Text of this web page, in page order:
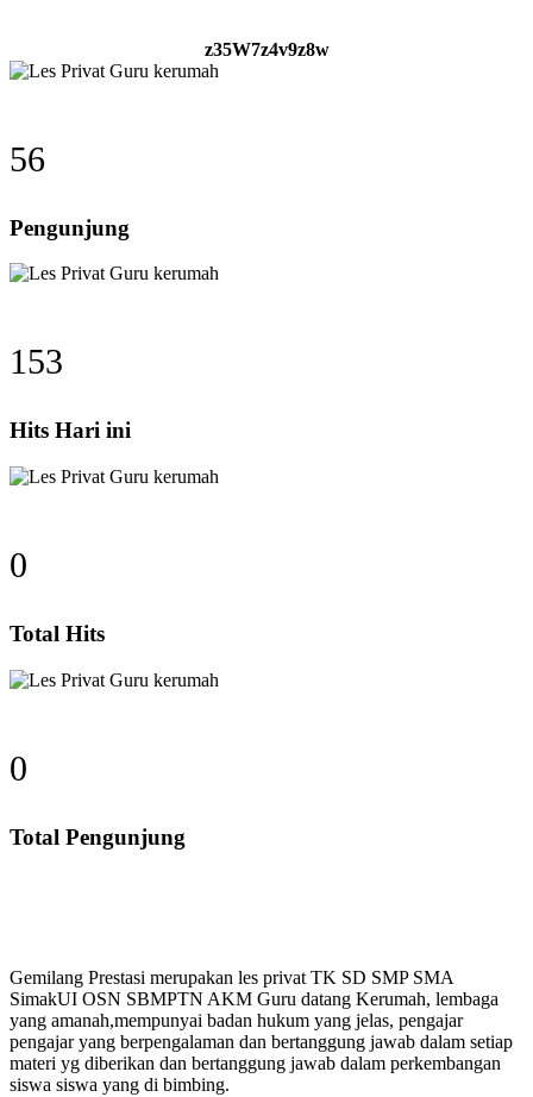
z35W7z4v9z8w
71
Pengunjung
197
Hits Hari ini
0
Total Hits
0
Total Pengunjung
Gemilang Prestasi merupakan les privat TK SD SMP SMA
SimakUI OSN SBMPTN AKM Guru datang Kerumah, lembaga
yang amanah,mempunyai badan hukum yang jelas, pengajar
pengajar yang berpengalaman dan bertanggung jawab dalam setiap
materi yg diberikan dan bertanggung jawab dalam perkembangan
siswa siswa yang di bimbing.